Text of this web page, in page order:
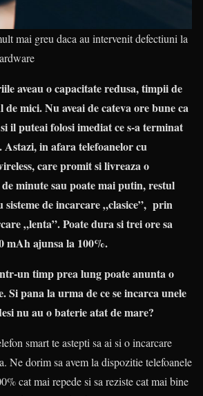
mai greu daca au intervenit defectiuni la
aveau o capacitate redusa, timpii de
mici. Nu aveai de cateva ore bune ca
il puteai folosi imediat ce s-a terminat
in afara telefoanelor cu
care promit si livreaza o
minute sau poate mai putin, restul
sisteme de incarcare „clasice”, prin
„lenta”. Poate dura si trei ore sa
mAh ajunsa la 100%.
un timp prea lung poate anunta o
Si pana la urma de ce se incarca unele
nu au o baterie atat de mare?
smart te astepti sa ai si o incarcare
Ne dorim sa avem la dispozitie telefoanele
cat mai repede si sa reziste cat mai bine